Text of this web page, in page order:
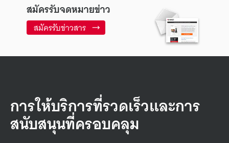
สมัครรับจดหมายข่าว
สมัครรับข่าวสาร
การให้บริการที่รวดเร็วและการ
สนับสนุนที่ครอบคลุม